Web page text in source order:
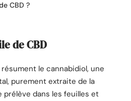
CBD ?
de CBD
le cannabidiol, une
purement extraite de la
prélève dans les feuilles et